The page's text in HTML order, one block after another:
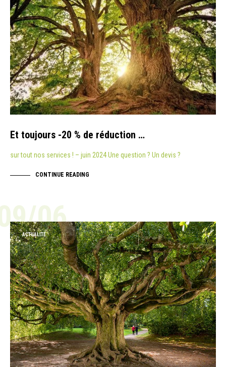
Et toujours -20 % de réduction …
sur tout nos services ! – juin 2024 Une question ? Un devis ?
CONTINUE READING
06
ACTUALITÉ